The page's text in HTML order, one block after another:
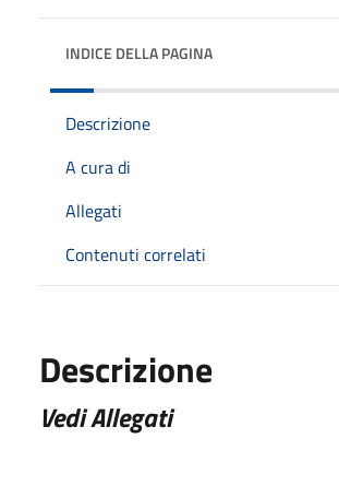
INDICE DELLA PAGINA
Descrizione
A cura di
Allegati
Contenuti correlati
Descrizione
Vedi Allegati